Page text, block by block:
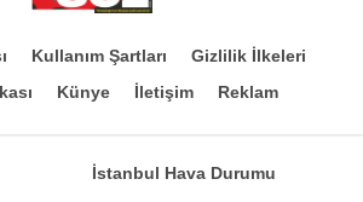
Kullanım Şartları
Gizlilik İlkeleri
Künye İletişim Reklam
İstanbul Hava Durumu